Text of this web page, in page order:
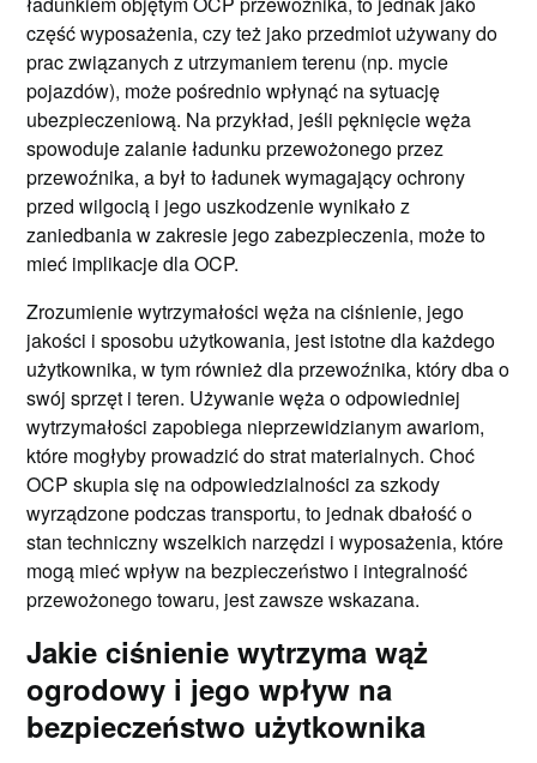
część wyposażenia, czy też jako przedmiot używany do
prac związanych z utrzymaniem terenu (np. mycie
pojazdów), może pośrednio wpłynąć na sytuację
ubezpieczeniową. Na przykład, jeśli pęknięcie węża
spowoduje zalanie ładunku przewożonego przez
przewoźnika, a był to ładunek wymagający ochrony
przed wilgocią i jego uszkodzenie wynikało z
zaniedbania w zakresie jego zabezpieczenia, może to
mieć implikacje dla OCP.
Zrozumienie wytrzymałości węża na ciśnienie, jego
jakości i sposobu użytkowania, jest istotne dla każdego
użytkownika, w tym również dla przewoźnika, który dba o
swój sprzęt i teren. Używanie węża o odpowiedniej
wytrzymałości zapobiega nieprzewidzianym awariom,
które mogłyby prowadzić do strat materialnych. Choć
OCP skupia się na odpowiedzialności za szkody
wyrządzone podczas transportu, to jednak dbałość o
stan techniczny wszelkich narzędzi i wyposażenia, które
mogą mieć wpływ na bezpieczeństwo i integralność
przewożonego towaru, jest zawsze wskazana.
Jakie ciśnienie wytrzyma wąż
ogrodowy i jego wpływ na
bezpieczeństwo użytkownika